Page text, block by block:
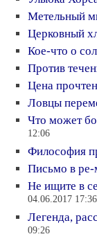
Метельный
Церковный
Кое-что о
Против
Цена
Ловцы
Что может
12:06
Философия
Письмо в ре-
Не ищите в
04.06.2017 17:36
Легенда,
09:26